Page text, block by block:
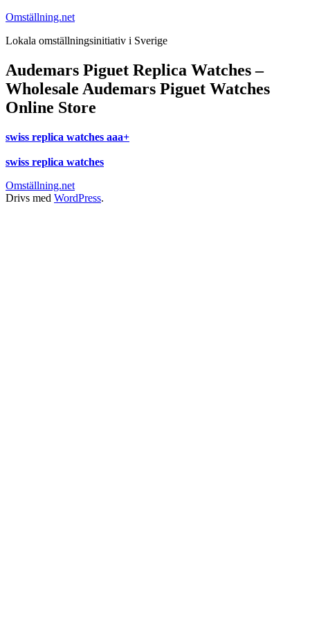
Hoppa
innehåll
Omställning.net
Lokala omställningsinitiativ i Sverige
Audemars Piguet Replica Watches –
Wholesale Audemars Piguet Watches
Online Store
swiss replica watches aaa+
swiss replica watches
Omställning.net
Drivs med WordPress.